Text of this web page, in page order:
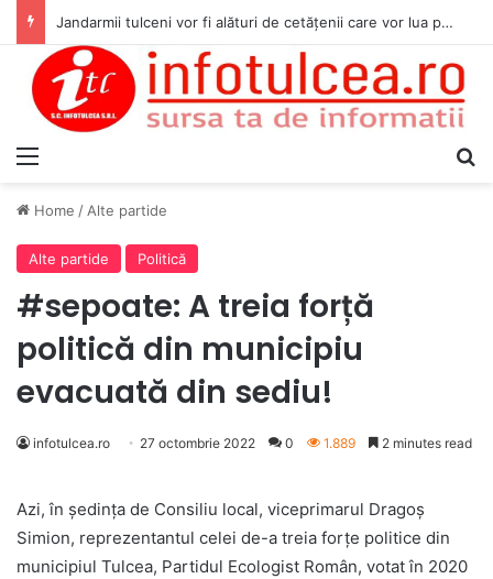
Jandarmii tulceni vor fi alături de cetățenii care vor lua parte la Festivalul Folk Țestos
Home / Alte partide
Alte partide Politică
#sepoate: A treia forță
politică din municipiu
evacuată din sediu!
infotulcea.ro 27 octombrie 2022 0 1.889 2 minutes read
Azi, în ședința de Consiliu local, viceprimarul Dragoș
Simion, reprezentantul celei de-a treia forțe politice din
municipiul Tulcea, Partidul Ecologist Român, votat în 2020